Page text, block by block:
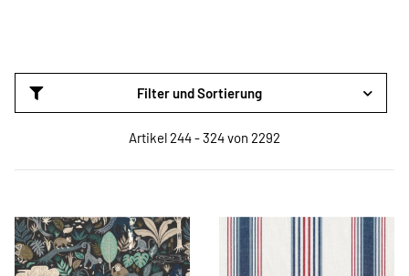
Filter und Sortierung
Artikel 244 - 324 von 2292